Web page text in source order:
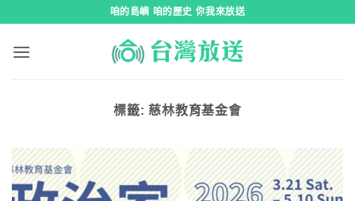
咱的島嶼 咱的歷史 你我來放送
標籤: 慈林教育基金會